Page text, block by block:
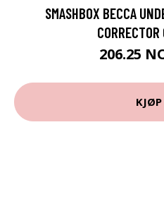
SMASHBOX BECCA
206.25